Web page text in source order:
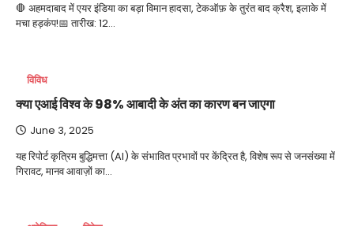
🛑 अहमदाबाद में एयर इंडिया का बड़ा विमान हादसा, टेकऑफ़ के तुरंत बाद क्रैश, इलाके में
मचा हड़कंप!📅 तारीख: 12…
विविध
क्या एआई विश्व के 98% आबादी के अंत का कारण बन जाएगा
June 3, 2025
यह रिपोर्ट कृत्रिम बुद्धिमत्ता (AI) के संभावित प्रभावों पर केंद्रित है, विशेष रूप से जनसंख्या में
गिरावट, मानव आवाज़ों का…